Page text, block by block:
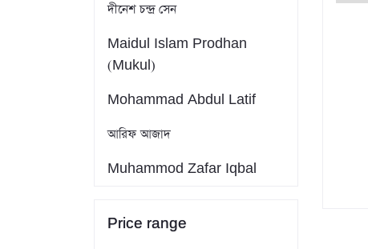
দীনেশ চন্দ্র সেন
Maidul Islam Prodhan
(Mukul)
Mohammad Abdul Latif
আরিফ আজাদ
Muhammod Zafar Iqbal
Price range